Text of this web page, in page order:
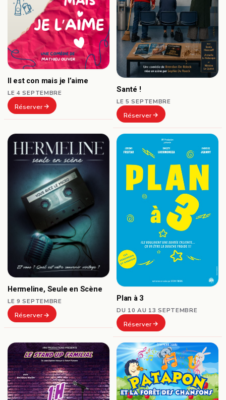
Il est con mais je l’aime
LE 4 SEPTEMBRE
Réserver
Santé !
LE 5 SEPTEMBRE
Réserver
Hermeline, Seule en Scène
LE 9 SEPTEMBRE
Réserver
Plan à 3
DU 10 AU 13 SEPTEMBRE
Réserver